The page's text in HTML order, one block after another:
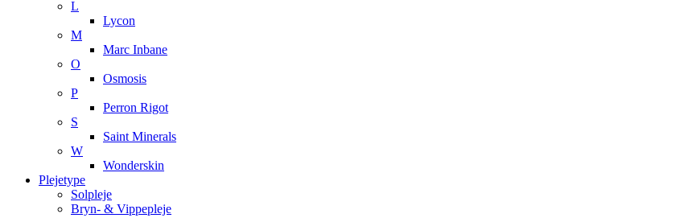
L
Lycon
M
Marc Inbane
O
Osmosis
P
Perron Rigot
S
Saint Minerals
W
Wonderskin
Plejetype
Solpleje
Bryn- & Vippepleje